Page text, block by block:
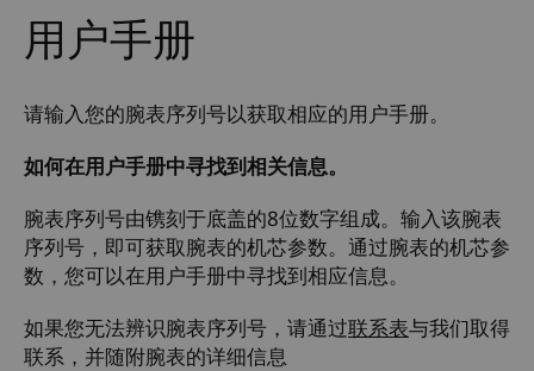
用户手册
请输入您的腕表序列号以获取相应的用户手册。
如何在用户手册中寻找到相关信息。
腕表序列号由镌刻于底盖的8位数字组成。输入该腕表
序列号，即可获取腕表的机芯参数。通过腕表的机芯参
数，您可以在用户手册中寻找到相应信息。
如果您无法辨识腕表序列号，请通过联系表与我们取得
联系，并随附腕表的详细信息